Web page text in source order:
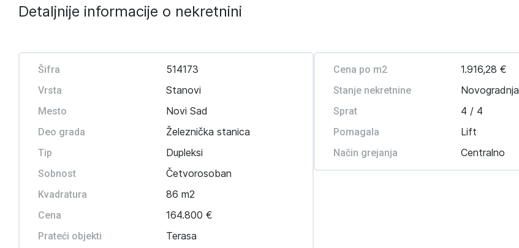
Detaljnije informacije o nekretnini
Šifra 514173
Vrsta Stanovi
Mesto Novi Sad
Deo grada Železnička stanica
Tip Dupleksi
Sobnost Četvorosoban
Kvadratura 86 m2
Cena 164.800 €
Prateći objekti Terasa
Cena po m2 1.916,28 €
Stanje nekretnine Novogradnja
Sprat 4 / 4
Pomagala Lift
Način grejanja Centralno